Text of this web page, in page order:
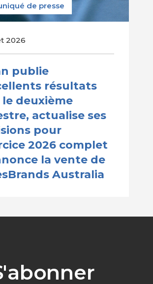
de presse
2026
publie
résultats
deuxième
actualise ses
pour
2026 complet
la vente de
Australia